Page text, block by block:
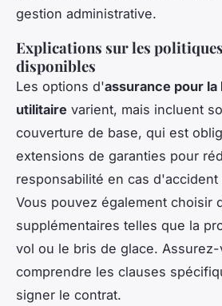
gestion administrative.
Explications sur les
disponibles
Les options d'assurance pour
utilitaire varient, mais incluent
couverture de base, qui est
extensions de garanties pour
responsabilité en cas
Vous pouvez également choisir
supplémentaires telles que la
vol ou le bris de glace.
comprendre les clauses
signer le contrat.